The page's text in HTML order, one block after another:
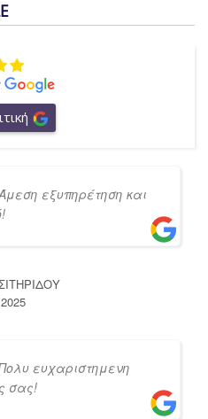
εξυπηρέτηση και
ευχαριστημενη
σας!